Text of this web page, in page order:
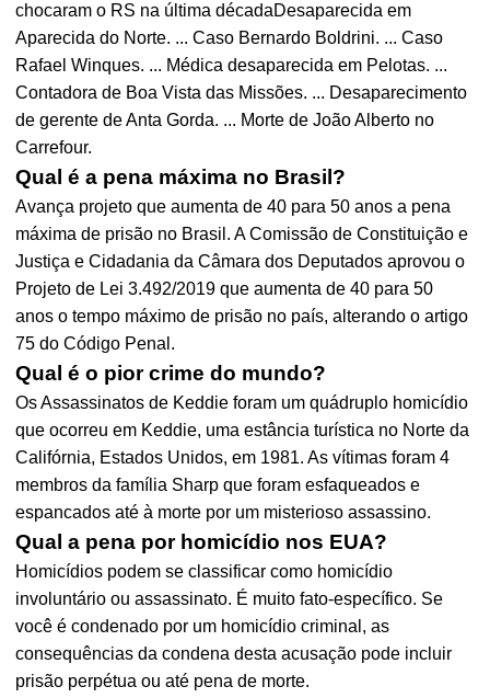
chocaram o RS na última décadaDesaparecida em
Aparecida do Norte. ... Caso Bernardo Boldrini. ... Caso
Rafael Winques. ... Médica desaparecida em Pelotas. ...
Contadora de Boa Vista das Missões. ... Desaparecimento
de gerente de Anta Gorda. ... Morte de João Alberto no
Carrefour.
Qual é a pena máxima no Brasil?
Avança projeto que aumenta de 40 para 50 anos a pena
máxima de prisão no Brasil. A Comissão de Constituição e
Justiça e Cidadania da Câmara dos Deputados aprovou o
Projeto de Lei 3.492/2019 que aumenta de 40 para 50
anos o tempo máximo de prisão no país, alterando o artigo
75 do Código Penal.
Qual é o pior crime do mundo?
Os Assassinatos de Keddie foram um quádruplo homicídio
que ocorreu em Keddie, uma estância turística no Norte da
Califórnia, Estados Unidos, em 1981. As vítimas foram 4
membros da família Sharp que foram esfaqueados e
espancados até à morte por um misterioso assassino.
Qual a pena por homicídio nos EUA?
Homicídios podem se classificar como homicídio
involuntário ou assassinato. É muito fato-específico. Se
você é condenado por um homicídio criminal, as
consequências da condena desta acusação pode incluir
prisão perpétua ou até pena de morte.